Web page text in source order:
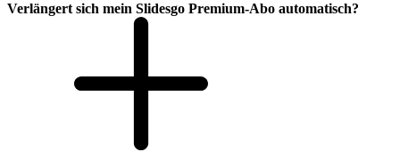
Verlängert sich mein Slidesgo Premium-Abo automatisch?